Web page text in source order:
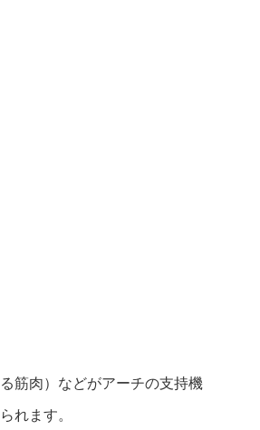
筋肉）などがアーチの支持機
れます。